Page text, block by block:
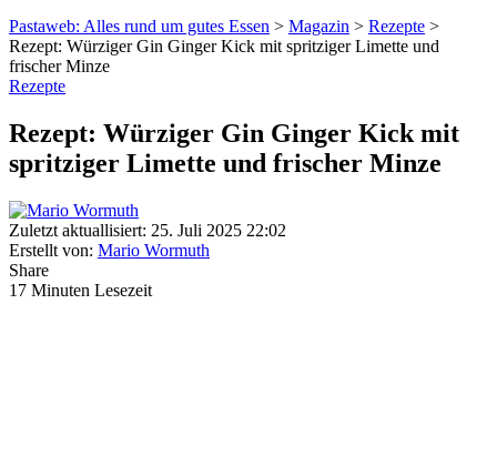
Pastaweb: Alles rund um gutes Essen > Magazin > Rezepte >
Rezept: Würziger Gin Ginger Kick mit spritziger Limette und
frischer Minze
Rezepte
Rezept: Würziger Gin Ginger Kick mit
spritziger Limette und frischer Minze
Zuletzt aktuallisiert: 25. Juli 2025 22:02
Erstellt von: Mario Wormuth
Share
17 Minuten Lesezeit